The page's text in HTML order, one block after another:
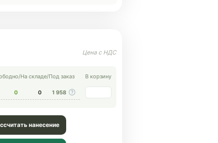
/На складе/Под заказ В корзину
0 0 1 958
нанесение